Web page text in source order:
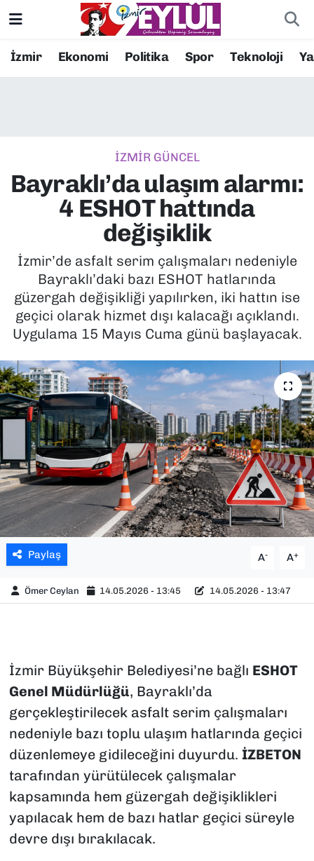
İzmir Ekonomi Politika Spor Teknoloji
İZMİR GÜNCEL
Bayraklı’da ulaşım alarmı:
4 ESHOT hattında
değişiklik
İzmir’de asfalt serim çalışmaları nedeniyle
Bayraklı’daki bazı ESHOT hatlarında
güzergah değişikliği yapılırken, iki hattın ise
geçici olarak hizmet dışı kalacağı açıklandı.
Uygulama 15 Mayıs Cuma günü başlayacak.
Paylaş A- A+
Ömer Ceylan 14.05.2026 - 13:45 14.05.2026 - 13:47
İzmir Büyükşehir Belediyesi’ne bağlı ESHOT
Genel Müdürlüğü, Bayraklı’da
gerçekleştirilecek asfalt serim çalışmaları
nedeniyle bazı toplu ulaşım hatlarında geçici
düzenlemeye gidileceğini duyurdu. İZBETON
tarafından yürütülecek çalışmalar
kapsamında hem güzergah değişiklikleri
yapılacak hem de bazı hatlar geçici süreyle
devre dışı bırakılacak.
Resmi İlanlar
EKONOMİ
KÜLTÜR SANAT
MAGAZİN
POLİTİKA
SAĞLIK
SPOR
TEKNOLOJİ
YAŞAM
YEREL YÖNETİMLER
Konak Nöbetçi Eczaneler
Süper Lig Puan Durumu ve Fikstür
Tüm Manşetler
Son Dakika Haberleri
Haber Arşivi